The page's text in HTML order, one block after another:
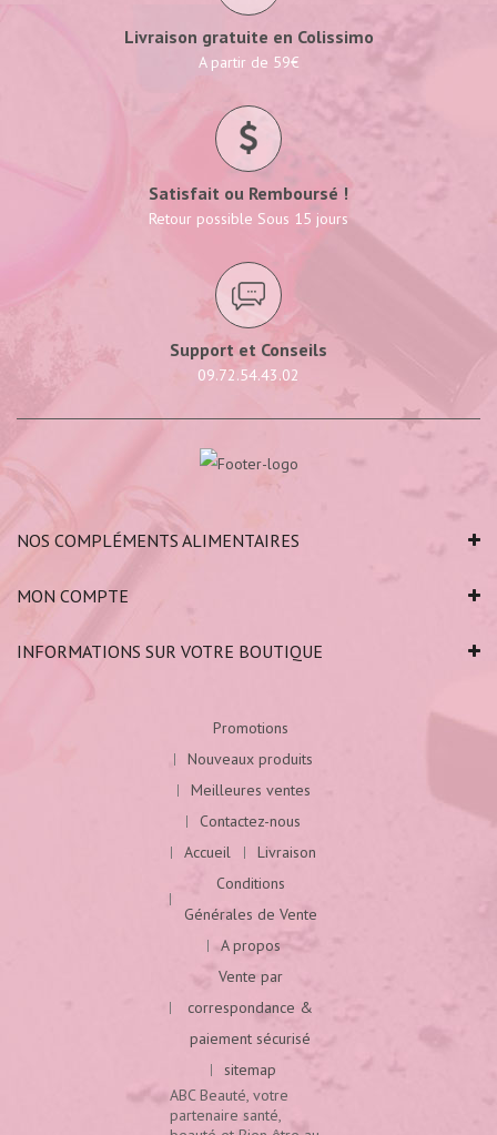
Livraison gratuite en Colissimo
A partir de 59€
Satisfait ou Remboursé !
Retour possible Sous 15 jours
Support et Conseils
09.72.54.43.02
NOS COMPLÉMENTS ALIMENTAIRES
MON COMPTE
INFORMATIONS SUR VOTRE BOUTIQUE
Promotions
Nouveaux produits
Meilleures ventes
Contactez-nous
Accueil
Livraison
Conditions
Générales de Vente
A propos
Vente par
correspondance &
paiement sécurisé
sitemap
ABC Beauté, votre
partenaire santé,